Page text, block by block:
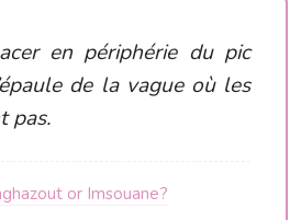
en périphérie du pic
de la vague où les
pas.
or Imsouane?